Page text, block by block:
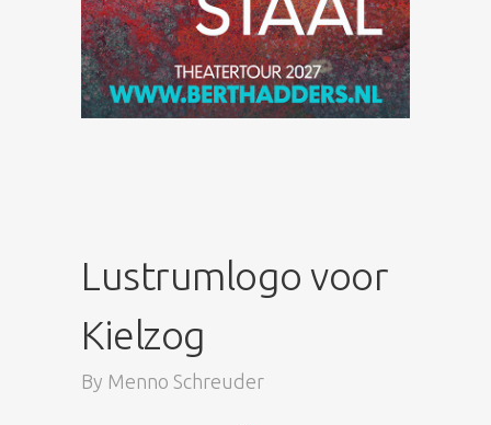
Lustrumlogo voor
Kielzog
By Menno Schreuder